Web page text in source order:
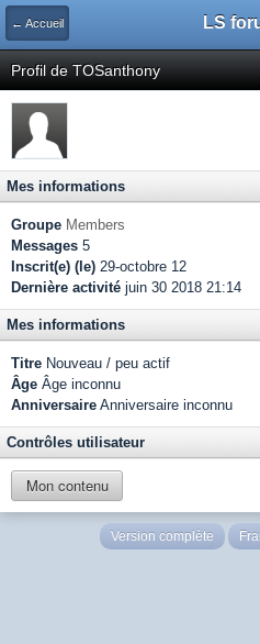
← Accueil LS
Profil de TOSanthony
Mes informations
Groupe Members
Messages 5
Inscrit(e) (le) 29-octobre 12
Dernière activité juin 30 2018 21:14
Mes informations
Titre Nouveau / peu actif
Âge Âge inconnu
Anniversaire Anniversaire inconnu
Contrôles utilisateur
Mon contenu
Version complète